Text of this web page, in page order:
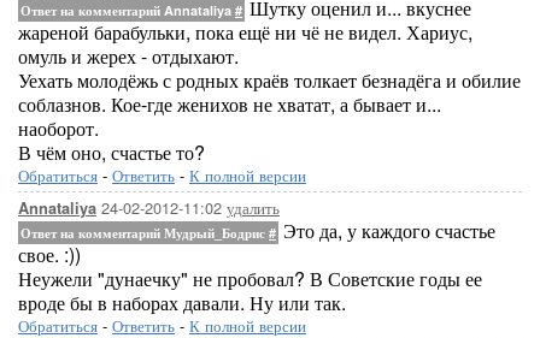
Ответ на комментарий Annataliya # Шутку оценил и... вкуснее
жареной барабульки, пока ещё ни чё не видел. Хариус,
омуль и жерех - отдыхают.
Уехать молодёжь с родных краёв толкает безнадёга и обилие
соблазнов. Кое-где женихов не хватат, а бывает и...
наоборот.
В чём оно, счастье то?
Обратиться - Ответить - К полной версии
Annataliya 24-02-2012-11:02 удалить
Ответ на комментарий Мудрый_Бодрис # Это да, у каждого счастье
свое. :))
Неужели "дунаечку" не пробовал? В Советские годы ее
вроде бы в наборах давали. Ну или так.
Обратиться - Ответить - К полной версии